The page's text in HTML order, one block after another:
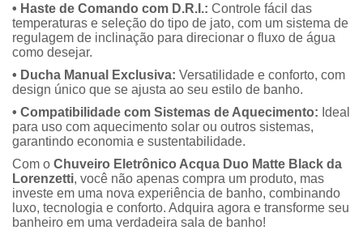
• Haste de Comando com D.R.I.: Controle fácil das
temperaturas e seleção do tipo de jato, com um sistema de
regulagem de inclinação para direcionar o fluxo de água
como desejar.
• Ducha Manual Exclusiva: Versatilidade e conforto, com
design único que se ajusta ao seu estilo de banho.
• Compatibilidade com Sistemas de Aquecimento: Ideal
para uso com aquecimento solar ou outros sistemas,
garantindo economia e sustentabilidade.
Com o Chuveiro Eletrônico Acqua Duo Matte Black da
Lorenzetti, você não apenas compra um produto, mas
investe em uma nova experiência de banho, combinando
luxo, tecnologia e conforto. Adquira agora e transforme seu
banheiro em uma verdadeira sala de banho!